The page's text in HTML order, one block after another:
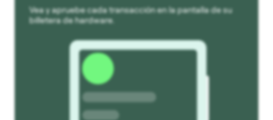
Vea y apruebe cada transacción en la pantalla de su
billetera de hardware.